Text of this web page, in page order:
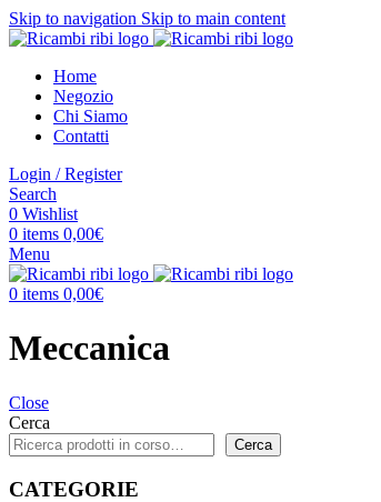
Skip to navigation Skip to main content
Home
Negozio
Chi Siamo
Contatti
Login / Register
Search
0 Wishlist
0 items 0,00€
Menu
0 items 0,00€
Meccanica
Close
Cerca
Cerca
CATEGORIE